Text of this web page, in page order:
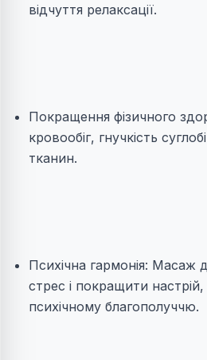
відчуття релаксації.
Покращення фізичного
кровообіг, гнучкість
тканин.
Психічна гармонія: Масаж
стрес і покращити
психічному благополуччю.